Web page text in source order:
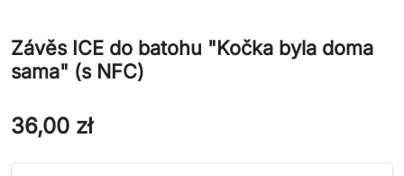
Závěs ICE do batohu "Kočka byla doma
sama" (s NFC)
36,00 zł